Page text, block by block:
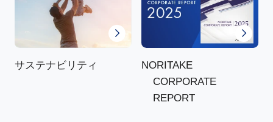
サステナビリティ
NORITAKE
CORPORATE
REPORT